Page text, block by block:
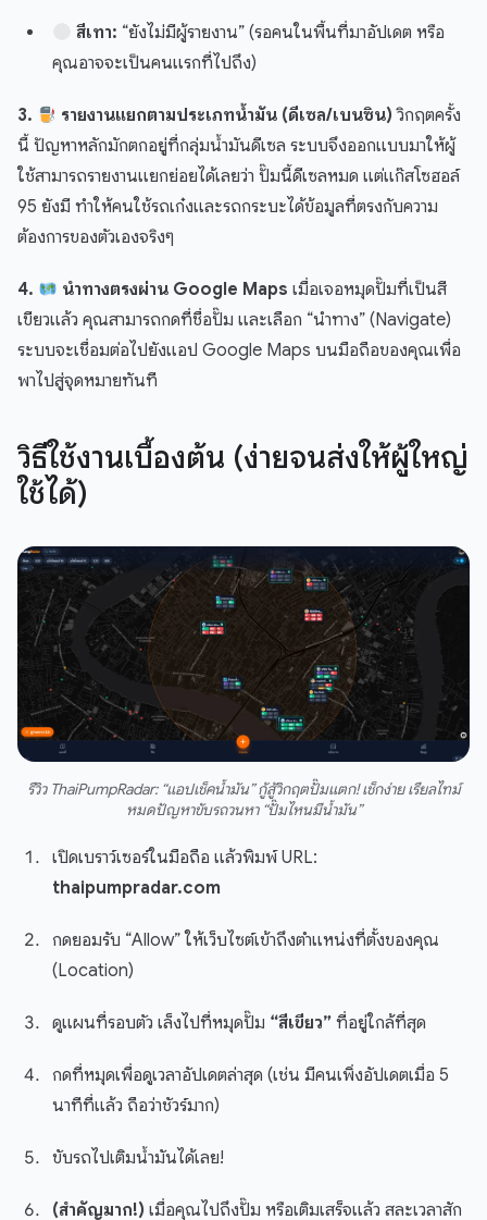
สีเทา: “ยังไม่มีผู้รายงาน” (รอคนในพื้นที่มาอัปเดต หรือ
คุณอาจจะเป็นคนแรกที่ไปถึง)
3. รายงานแยกตามประเภทน้ำมัน (ดีเซล/เบนซิน) วิกฤตครั้ง
นี้ ปัญหาหลักมักตกอยู่ที่กลุ่มน้ำมันดีเซล ระบบจึงออกแบบมาให้ผู้
ใช้สามารถรายงานแยกย่อยได้เลยว่า ปั๊มนี้ดีเซลหมด แต่แก๊สโซฮอล์
95 ยังมี ทำให้คนใช้รถเก๋งและรถกระบะได้ข้อมูลที่ตรงกับความ
ต้องการของตัวเองจริงๆ
4. นำทางตรงผ่าน Google Maps เมื่อเจอหมุดปั๊มที่เป็นสี
เขียวแล้ว คุณสามารถกดที่ชื่อปั๊ม และเลือก “นำทาง” (Navigate)
ระบบจะเชื่อมต่อไปยังแอป Google Maps บนมือถือของคุณเพื่อ
พาไปสู่จุดหมายทันที
วิธีใช้งานเบื้องต้น (ง่ายจนส่งให้ผู้ใหญ่
ใช้ได้)
รีวิว ThaiPumpRadar: “แอปเช็คน้ำมัน” กู้สู้วิกฤตปั๊มแตก! เช็กง่าย เรียลไทม์
หมดปัญหาขับรถวนหา “ปั๊มไหนมีน้ำมัน”
เปิดเบราว์เซอร์ในมือถือ แล้วพิมพ์ URL:
thaipumpradar.com
กดยอมรับ “Allow” ให้เว็บไซต์เข้าถึงตำแหน่งที่ตั้งของคุณ
(Location)
ดูแผนที่รอบตัว เล็งไปที่หมุดปั๊ม “สีเขียว” ที่อยู่ใกล้ที่สุด
กดที่หมุดเพื่อดูเวลาอัปเดตล่าสุด (เช่น มีคนเพิ่งอัปเดตเมื่อ 5
นาทีที่แล้ว ถือว่าชัวร์มาก)
ขับรถไปเติมน้ำมันได้เลย!
(สำคัญมาก!) เมื่อคุณไปถึงปั๊ม หรือเติมเสร็จแล้ว สละเวลาสัก